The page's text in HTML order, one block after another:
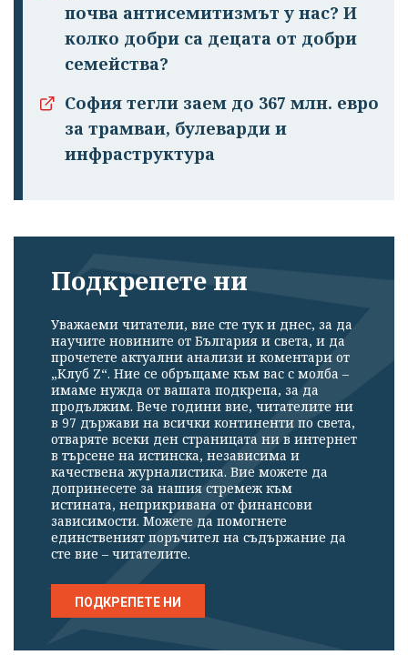
почва антисемитизмът у нас? И
колко добри са децата от добри
семейства?
София тегли заем до 367 млн. евро
за трамваи, булеварди и
инфраструктура
Подкрепете ни
Уважаеми читатели, вие сте тук и днес, за да
научите новините от България и света, и да
прочетете актуални анализи и коментари от
„Клуб Z“. Ние се обръщаме към вас с молба –
имаме нужда от вашата подкрепа, за да
продължим. Вече години вие, читателите ни
в 97 държави на всички континенти по света,
отваряте всеки ден страницата ни в интернет
в търсене на истинска, независима и
качествена журналистика. Вие можете да
допринесете за нашия стремеж към
истината, неприкривана от финансови
зависимости. Можете да помогнете
единственият поръчител на съдържание да
сте вие – читателите.
ПОДКРЕПЕТЕ НИ